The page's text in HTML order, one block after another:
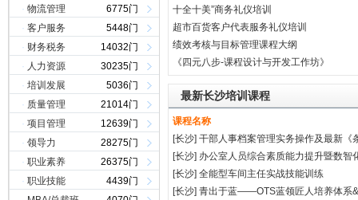
· 物流管理
6775门
· 客户服务
5448门
· 财务税务
14032门
· 人力资源
30235门
· 培训发展
5036门
· 质量管理
21014门
· 项目管理
12639门
· 领导力
28275门
· 职业素养
26375门
· 职业技能
4439门
十全十美”商务礼仪培训
超市百货客户代表服务礼仪培训
绩效考核与目标管理课程大纲
《四元八步-课程设计与开发工作坊》
最新长沙培训课程
课程名称
[长沙] 干部人事档案管理实务操作及最新《
[长沙] 办公室人员综合素质能力提升暨数智
[长沙] 全能型车间主任实战技能训练
[长沙] 青出于蓝——OTS蓝领匠人培养体系